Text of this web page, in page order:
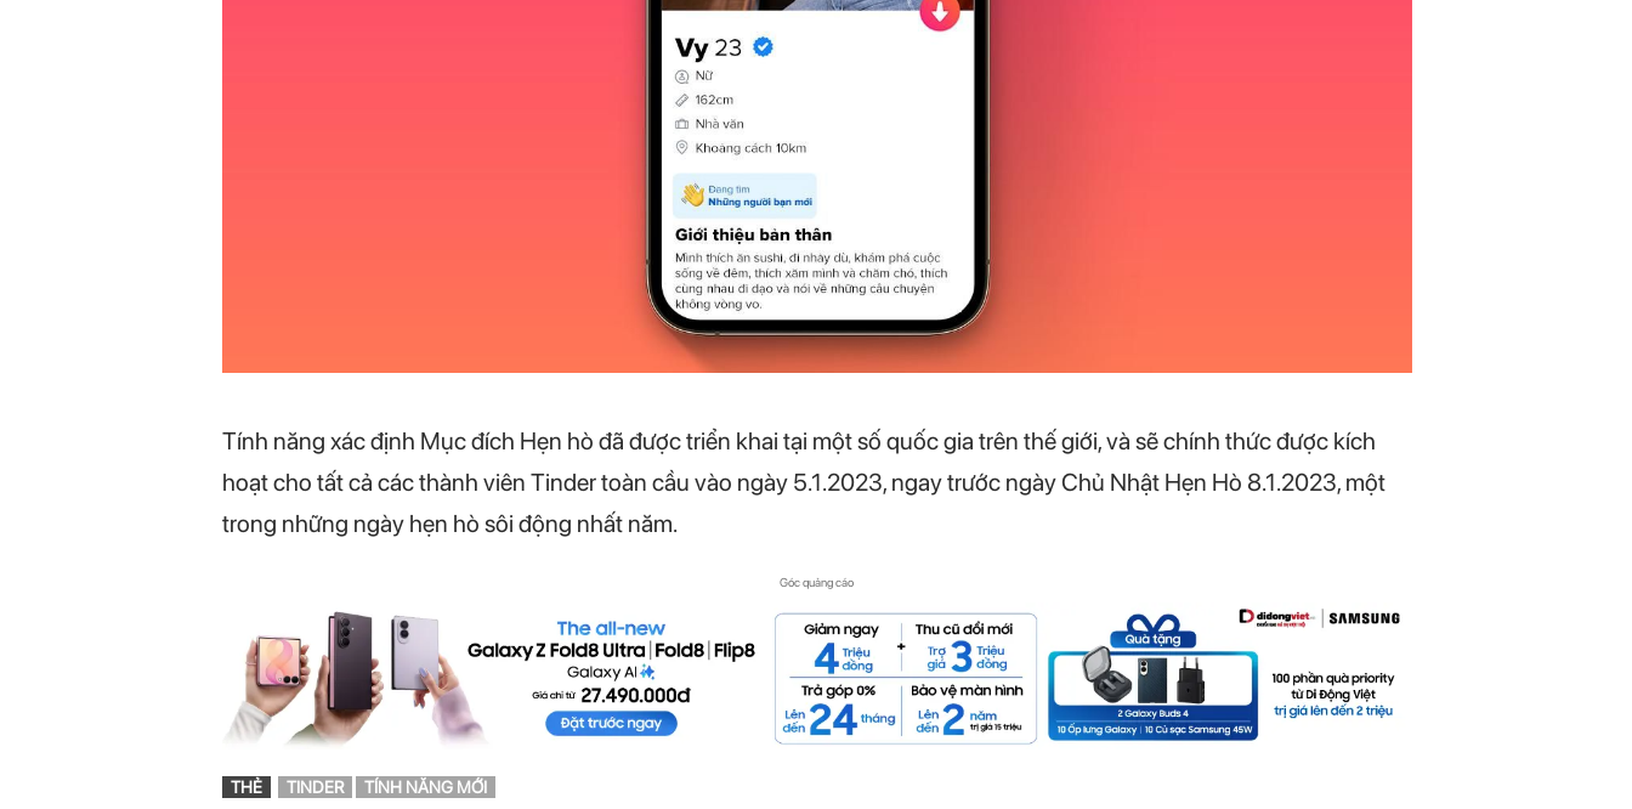
Tính năng xác định Mục đích Hẹn hò đã được triển khai tại một số quốc gia trên thế giới, và sẽ chính thức được kích
hoạt cho tất cả các thành viên Tinder toàn cầu vào ngày 5.1.2023, ngay trước ngày Chủ Nhật Hẹn Hò 8.1.2023, một
trong những ngày hẹn hò sôi động nhất năm.
Góc quảng cáo
THẺ TINDER TÍNH NĂNG MỚI